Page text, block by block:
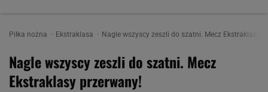
Piłka nożna Ekstraklasa Nagle wszyscy zeszli do szatni. Mecz Ekstraklasy
Nagle wszyscy zeszli do szatni. Mecz
Ekstraklasy przerwany!